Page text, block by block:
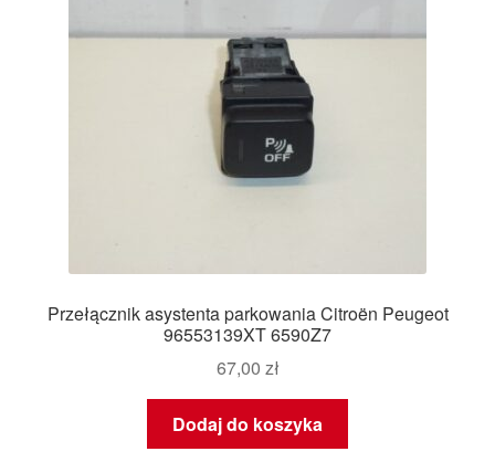
Przełącznik asystenta parkowania Citroën Peugeot
96553139XT 6590Z7
67,00 zł
Dodaj do koszyka